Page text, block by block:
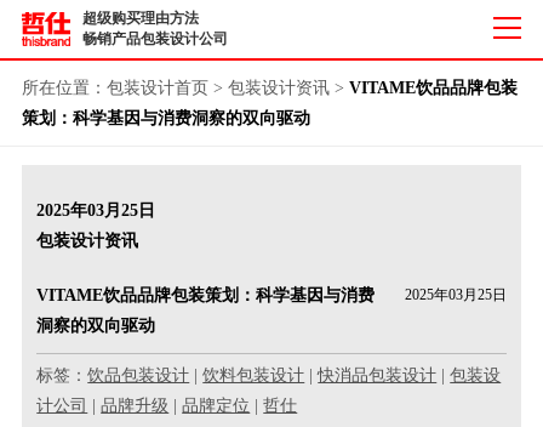
超级购买理由方法
畅销产品包装设计公司
所在位置： 包装设计首页 > 包装设计资讯> VITAME饮品品牌包装
策划：科学基因与消费洞察的双向驱动
2025年03月25日
包装设计资讯
VITAME饮品品牌包装策划：科学基因与消费
洞察的双向驱动
2025年03月25日
标签：饮品包装设计 |饮料包装设计 |快消品包装设计 |包装设
计公司
|品牌升级 |品牌定位 |哲仕